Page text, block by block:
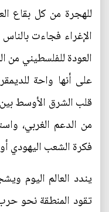
للهجرة من كل بقاع
الإغراء فجاءت
العودة للفلسطيني من
على أنها واحة
قلب الشرق الأوسط
من الدعم الغربي،
فكرة الشعب اليهودي
يندد العالم اليوم
تقود المنطقة نحو